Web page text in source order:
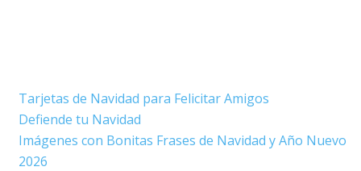
Tarjetas de Navidad para Felicitar Amigos
Defiende tu Navidad
Imágenes con Bonitas Frases de Navidad y Año Nuevo
2026